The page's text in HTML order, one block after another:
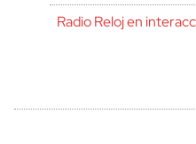
Radio Reloj en